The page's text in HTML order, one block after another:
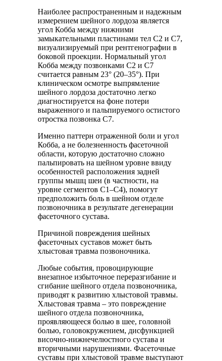
Наиболее распространенным и надежным
измерением шейного лордоза является
угол Кобба между нижними
замыкательными пластинами тел C2 и C7,
визуализируемый при рентгенографии в
боковой проекции. Нормальный угол
Кобба между позвонками C2 и C7
считается равным 23° (20–35°). При
клиническом осмотре выпрямление
шейного лордоза достаточно легко
диагностируется на фоне потери
выраженного и пальпируемого остистого
отростка позвонка C7.
Именно паттерн отраженной боли и угол
Кобба, а не болезненность фасеточной
области, которую достаточно сложно
пальпировать на шейном уровне ввиду
особенностей расположения задней
группы мышц шеи (в частности, на
уровне сегментов C1–C4), помогут
предположить боль в шейном отделе
позвоночника в результате дегенерации
фасеточного сустава.
Причиной повреждения шейных
фасеточных суставов может быть
хлыстовая травма позвоночника.
Любые события, провоцирующие
внезапное избыточное переразгибание и
сгибание шейного отдела позвоночника,
приводят к развитию хлыстовой травмы.
Хлыстовая травма – это повреждение
шейного отдела позвоночника,
проявляющееся болью в шее, головной
болью, головокружением, дисфункцией
височно-нижнечелюстного сустава и
вторичными нарушениями. Фасеточные
суставы при хлыстовой травме выступают